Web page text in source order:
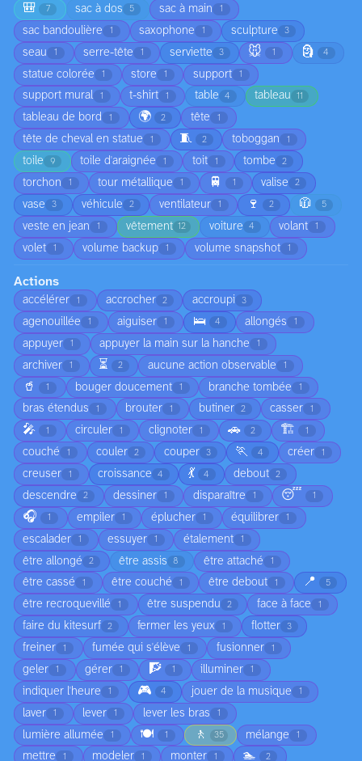
🎒 7 sac à dos 5 sac à main 1
sac bandoulière 1 saxophone 1 sculpture 3
seau 1 serre-tête 1 serviette 3 🐭 1 🗿 4
statue colorée 1 store 1 support 1
support mural 1 t-shirt 1 table 4 tableau 11
tableau de bord 1 🌍 2 tête 1
tête de cheval en statue 1 🧵 2 toboggan 1
toile 9 toile d'araignée 1 toit 1 tombe 2
torchon 1 tour métallique 1 🚆 1 valise 2
vase 3 véhicule 2 ventilateur 1 🍷 2 🧥 5
veste en jean 1 vêtement 12 voiture 4 volant 1
volet 1 volume backup 1 volume snapshot 1
Actions
accélérer 1 accrocher 2 accroupi 3
agenouillée 1 aiguiser 1 🛌 4 allongés 1
appuyer 1 appuyer la main sur la hanche 1
archiver 1 ⏳ 2 aucune action observable 1
🥤 1 bouger doucement 1 branche tombée 1
bras étendus 1 brouter 1 butiner 2 casser 1
🎤 1 circuler 1 clignoter 1 🚗 2 🏗️ 1
couché 1 couler 2 couper 3 🏃 4 créer 1
creuser 1 croissance 4 💃 4 debout 2
descendre 2 dessiner 1 disparaître 1 😴 1
🎧 1 empiler 1 éplucher 1 équilibrer 1
escalader 1 essuyer 1 étalement 1
être allongé 2 être assis 8 être attaché 1
être cassé 1 être couché 1 être debout 1 📍 5
être recroquevillé 1 être suspendu 2 face à face 1
faire du kitesurf 2 fermer les yeux 1 flotter 3
freiner 1 fumée qui s'élève 1 fusionner 1
geler 1 gérer 1 🧗 1 illuminer 1
indiquer l'heure 1 🎮 4 jouer de la musique 1
laver 1 lever 1 lever les bras 1
lumière allumée 1 🍽️ 1 🚶 35 mélange 1
mettre 1 modeler 1 monter 1 🏊 2